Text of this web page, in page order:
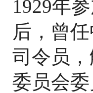
1929年
后，曾
司令员
委员会